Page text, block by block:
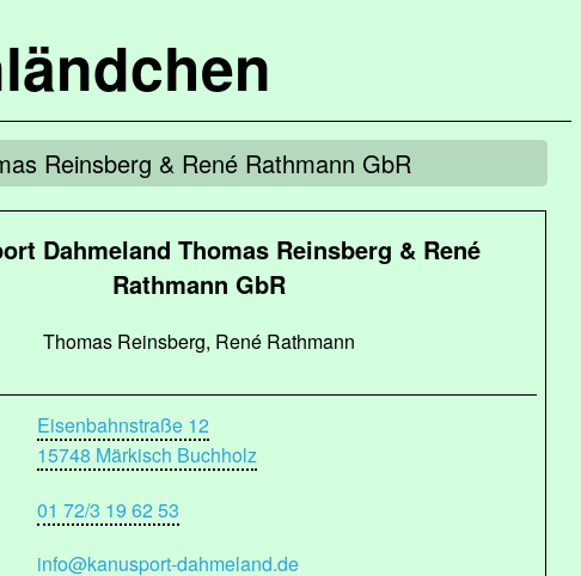
Reinsberg & René Rathmann GbR
Dahmeland Thomas Reinsberg & René
Rathmann GbR
Thomas Reinsberg, René Rathmann
Eisenbahnstraße 12
15748 Märkisch Buchholz
01 72/3 19 62 53
info@kanusport-dahmeland.de